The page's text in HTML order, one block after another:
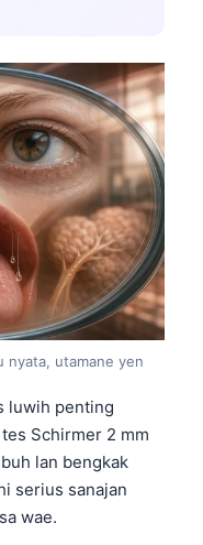
nyata, utamane yen
luwih penting
Schirmer 2 mm
lan bengkak
serius sanajan
wae.